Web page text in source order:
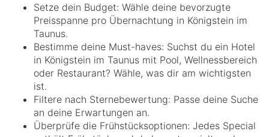
Setze dein Budget: Wähle deine bevorzugte
Preisspanne pro Übernachtung in Königstein im
Taunus.
Bestimme deine Must-haves: Suchst du ein Hotel
in Königstein im Taunus mit Pool, Wellnessbereich
oder Restaurant? Wähle, was dir am wichtigsten
ist.
Filtere nach Sternebewertung: Passe deine Suche
an deine Erwartungen an.
Überprüfe die Frühstücksoptionen: Jedes Special